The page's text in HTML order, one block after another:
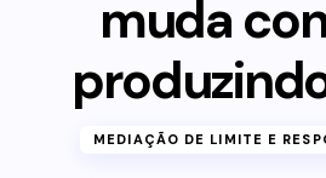
muda
MEDIAÇÃO DE LIMITE E